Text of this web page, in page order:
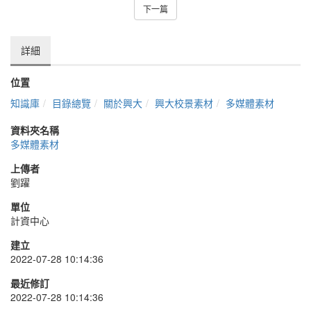
下一篇
詳細
位置
知識庫
目錄總覽 關於興大 興大校景素材
多媒體素材
資料夾名稱
多媒體素材
上傳者
劉躍
單位
計資中心
建立
2022-07-28 10:14:36
最近修訂
2022-07-28 10:14:36